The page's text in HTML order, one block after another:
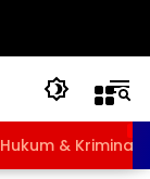
Hukum & Kriminal